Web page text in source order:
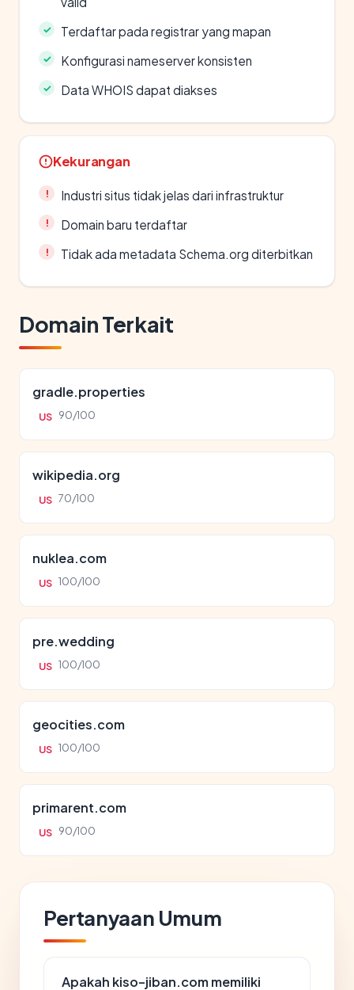
Terdaftar pada registrar yang mapan
Konfigurasi nameserver konsisten
Data WHOIS dapat diakses
Kekurangan
Industri situs tidak jelas dari infrastruktur
Domain baru terdaftar
Tidak ada metadata Schema.org diterbitkan
Domain Terkait
gradle.properties
US 90/100
wikipedia.org
US 70/100
nuklea.com
US 100/100
pre.wedding
US 100/100
geocities.com
US 100/100
primarent.com
US 90/100
Pertanyaan Umum
Apakah kiso-jiban.com memiliki